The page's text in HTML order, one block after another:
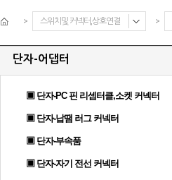
> 스위치및 커넥터,상호연결 >
단자-어댑터
▣ 단자-PC 핀 리셉터클,소켓 커넥터
▣ 단자-납땜 러그 커넥터
▣ 단자-부속품
▣ 단자-자기 전선 커넥터